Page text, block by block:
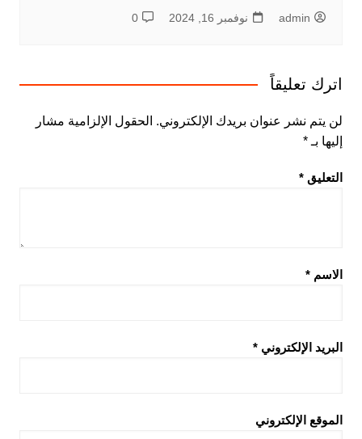
admin نوفمبر 16, 2024 0
اترك تعليقاً
لن يتم نشر عنوان بريدك الإلكتروني. الحقول الإلزامية مشار
إليها بـ *
التعليق *
الاسم *
البريد الإلكتروني *
الموقع الإلكتروني